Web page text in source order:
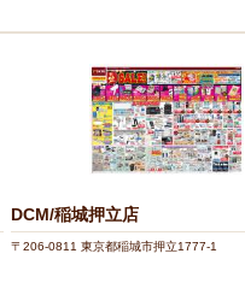
DCM/稲城押立店
〒206-0811 東京都稲城市押立1777-1